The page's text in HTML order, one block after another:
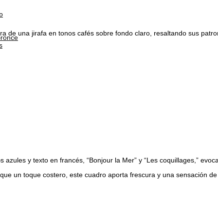
de una jirafa en tonos cafés sobre fondo claro, resaltando sus
y texto en francés, “Bonjour la Mer” y “Les coquillages,”
un toque costero, este cuadro aporta frescura y una sensación